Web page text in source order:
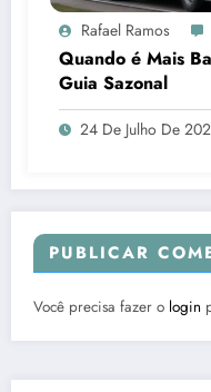
Rafael Ramos
Quando é Mais
Guia Sazonal
24 De Julho De
PUBLICAR
Você precisa fazer o login